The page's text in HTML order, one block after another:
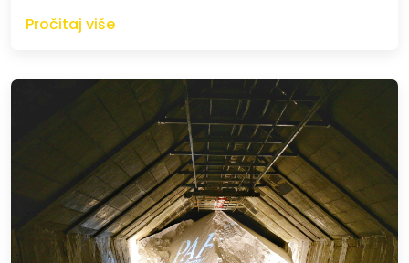
Pročitaj više